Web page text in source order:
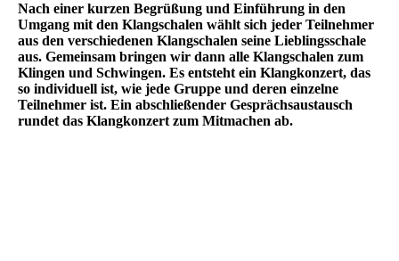
Nach einer kurzen Begrüßung und Einführung in den
Umgang mit den Klangschalen wählt sich jeder Teilnehmer
aus den verschiedenen Klangschalen seine Lieblingsschale
aus. Gemeinsam bringen wir dann alle Klangschalen zum
Klingen und Schwingen. Es entsteht ein Klangkonzert, das
so individuell ist, wie jede Gruppe und deren einzelne
Teilnehmer ist. Ein abschließender Gesprächsaustausch
rundet das Klangkonzert zum Mitmachen ab.